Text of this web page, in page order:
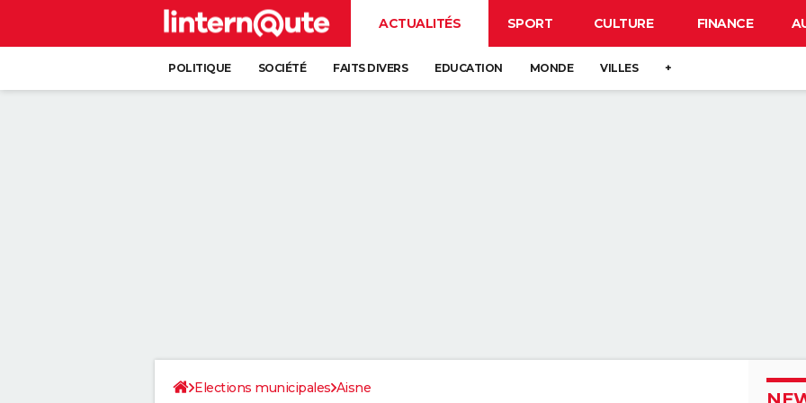
ACTUALITÉS SPORT CULTURE FINANCE
POLITIQUE SOCIÉTÉ FAITS DIVERS EDUCATION MONDE VILLES +
Elections municipales Aisne